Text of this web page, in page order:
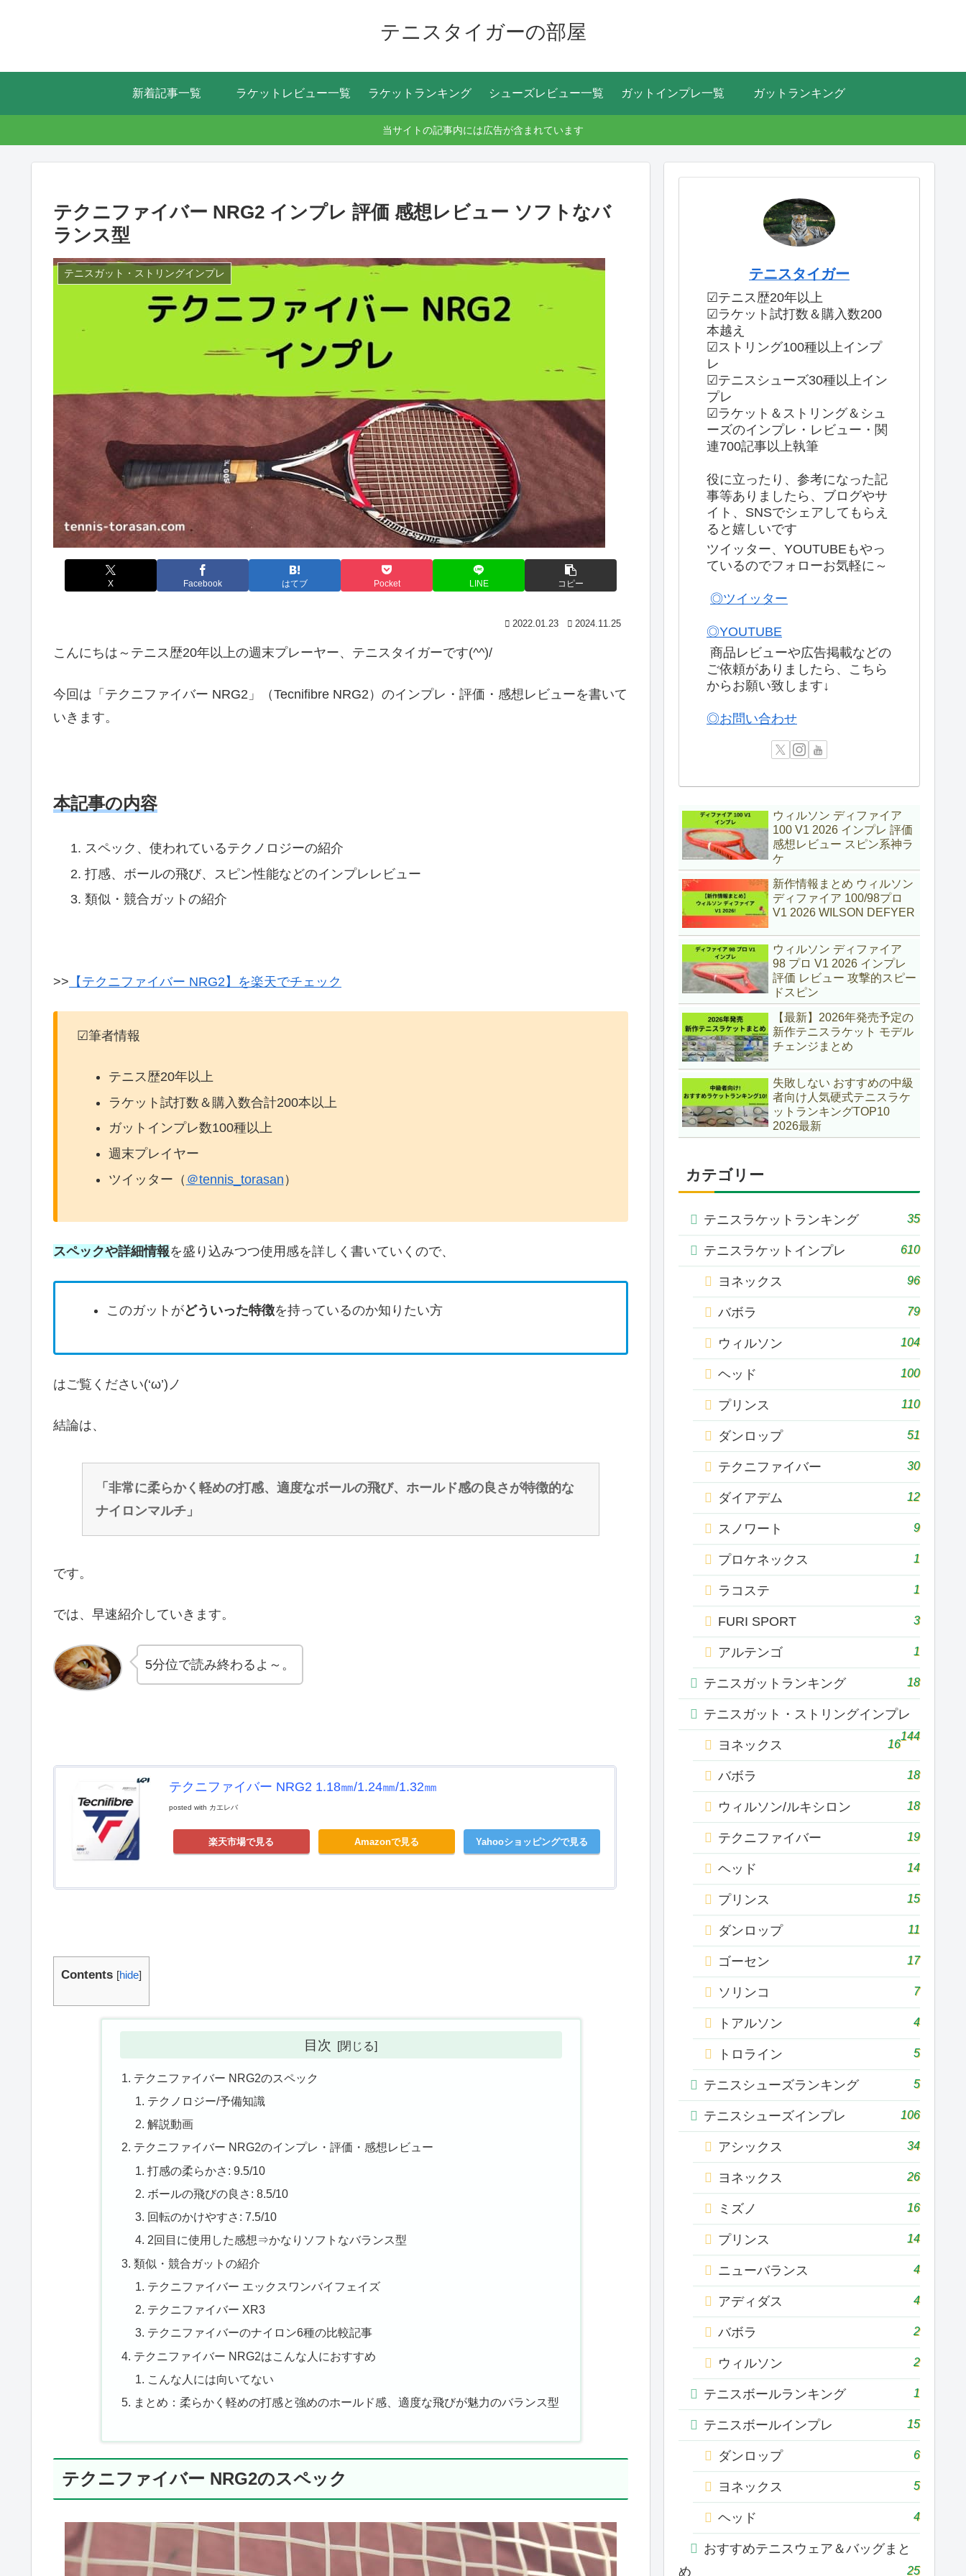
テニスタイガーの部屋
新着記事一覧 ラケットレビュー一覧 ラケットランキング シューズレビュー一覧 ガットインプレ一覧 ガットランキング
当サイトの記事内には広告が含まれています
テクニファイバー NRG2 インプレ 評価 感想レビュー ソフトなバ
ランス型
テニスガット・ストリングインプレ
X Facebook はてブ Pocket LINE コピー
2022.01.23 2024.11.25
こんにちは～テニス歴20年以上の週末プレーヤー、テニスタイガーです(^^)/
今回は「テクニファイバー NRG2」（Tecnifibre NRG2）のインプレ・評価・感想レビューを書いて
いきます。
本記事の内容
スペック、使われているテクノロジーの紹介
打感、ボールの飛び、スピン性能などのインプレレビュー
類似・競合ガットの紹介
>> 【テクニファイバー NRG2】を楽天でチェック
☑筆者情報
テニス歴20年以上
ラケット試打数＆購入数合計200本以上
ガットインプレ数100種以上
週末プレイヤー
ツイッター（ ＠tennis_torasan ）
スペックや詳細情報を盛り込みつつ使用感を詳しく書いていくので、
このガットがどういった特徴を持っているのか知りたい方
はご覧ください(‘ω’)ノ
結論は、
「非常に柔らかく軽めの打感、適度なボールの飛び、ホールド感の良さが特徴的な
ナイロンマルチ」
です。
では、早速紹介していきます。
5分位で読み終わるよ～。
テクニファイバー NRG2 1.18㎜/1.24㎜/1.32㎜
posted with カエレバ
楽天市場で見る Amazonで見る Yahooショッピングで見る
Contents [hide]
目次
テクニファイバー NRG2のスペック
テクノロジー/予備知識
解説動画
テクニファイバー NRG2のインプレ・評価・感想レビュー
打感の柔らかさ: 9.5/10
ボールの飛びの良さ: 8.5/10
回転のかけやすさ: 7.5/10
2回目に使用した感想⇒かなりソフトなバランス型
類似・競合ガットの紹介
テクニファイバー エックスワンバイフェイズ
テクニファイバー XR3
テクニファイバーのナイロン6種の比較記事
テクニファイバー NRG2はこんな人におすすめ
こんな人には向いてない
まとめ：柔らかく軽めの打感と強めのホールド感、適度な飛びが魅力のバランス型
テクニファイバー NRG2のスペック
テニスタイガー
☑テニス歴20年以上
☑ラケット試打数＆購入数200
本越え
☑ストリング100種以上インプ
レ
☑テニスシューズ30種以上イン
プレ
☑ラケット＆ストリング＆シュ
ーズのインプレ・レビュー・関
連700記事以上執筆
役に立ったり、参考になった記
事等ありましたら、ブログやサ
イト、SNSでシェアしてもらえ
ると嬉しいです
ツイッター、YOUTUBEもやっ
ているのでフォローお気軽に～
◎ツイッター
◎YOUTUBE
商品レビューや広告掲載などの
ご依頼がありましたら、こちら
からお願い致します↓
◎お問い合わせ
ウィルソン ディファイア
100 V1 2026 インプレ 評価
感想レビュー スピン系神ラ
ケ
新作情報まとめ ウィルソン
ディファイア 100/98プロ
V1 2026 WILSON DEFYER
ウィルソン ディファイア
98 プロ V1 2026 インプレ
評価 レビュー 攻撃的スピー
ドスピン
【最新】2026年発売予定の
新作テニスラケット モデル
チェンジまとめ
失敗しない おすすめの中級
者向け人気硬式テニスラケ
ットランキングTOP10
2026最新
カテゴリー
テニスラケットランキング 35
テニスラケットインプレ 610
ヨネックス 96
バボラ 79
ウィルソン 104
ヘッド 100
プリンス 110
ダンロップ 51
テクニファイバー 30
ダイアデム 12
スノワート 9
プロケネックス 1
ラコステ 1
FURI SPORT 3
アルテンゴ 1
テニスガットランキング 18
テニスガット・ストリングインプレ
144
ヨネックス 16
バボラ 18
ウィルソン/ルキシロン 18
テクニファイバー 19
ヘッド 14
プリンス 15
ダンロップ 11
ゴーセン 17
ソリンコ 7
トアルソン 4
トロライン 5
テニスシューズランキング 5
テニスシューズインプレ 106
アシックス 34
ヨネックス 26
ミズノ 16
プリンス 14
ニューバランス 4
アディダス 4
バボラ 2
ウィルソン 2
テニスボールランキング 1
テニスボールインプレ 15
ダンロップ 6
ヨネックス 5
ヘッド 4
おすすめテニスウェア＆バッグまと
め
25